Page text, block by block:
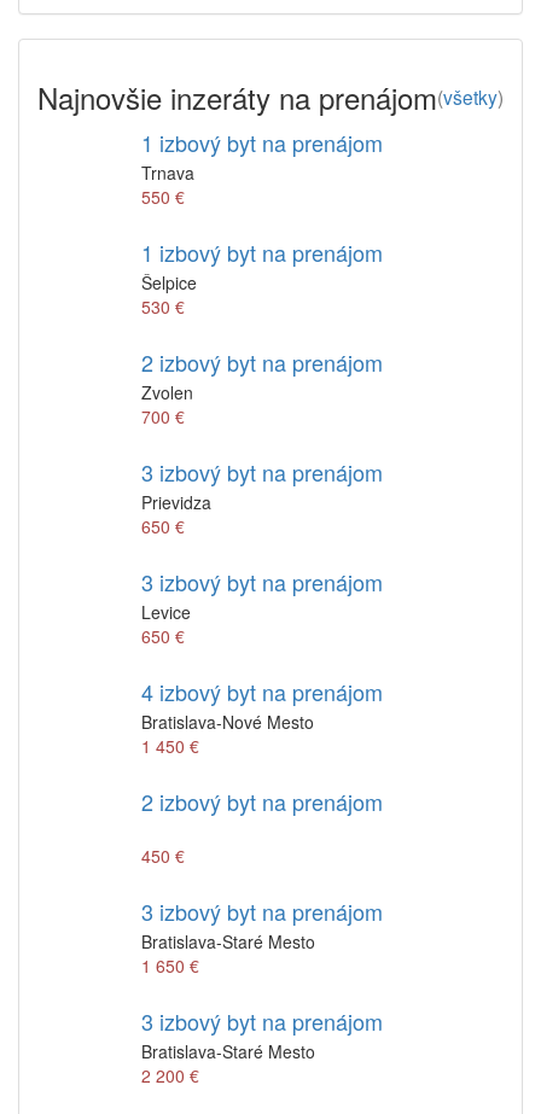
(všetky)
Najnovšie inzeráty na prenájom
1 izbový byt na prenájom
Trnava
550 €
1 izbový byt na prenájom
Šelpice
530 €
2 izbový byt na prenájom
Zvolen
700 €
3 izbový byt na prenájom
Prievidza
650 €
3 izbový byt na prenájom
Levice
650 €
4 izbový byt na prenájom
Bratislava-Nové Mesto
1 450 €
2 izbový byt na prenájom
450 €
3 izbový byt na prenájom
Bratislava-Staré Mesto
1 650 €
3 izbový byt na prenájom
Bratislava-Staré Mesto
2 200 €